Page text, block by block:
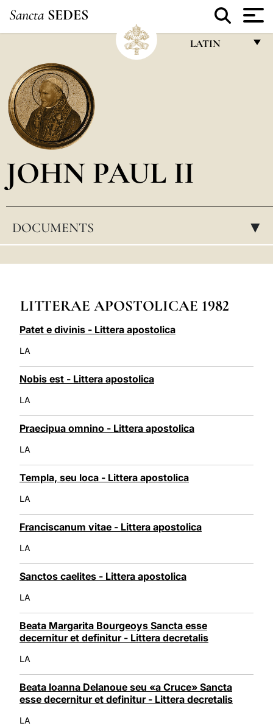
Sancta SEDES
LATIN
ESPAÑOL
DEUTSCH
POLSKI
JOHN PAUL II
DOCUMENTS ▸
LITTERAE APOSTOLICAE 1982
Patet e divinis - Littera apostolica
LA
Nobis est - Littera apostolica
LA
Praecipua omnino - Littera apostolica
LA
Templa, seu loca - Littera apostolica
LA
Franciscanum vitae - Littera apostolica
LA
Sanctos caelites - Littera apostolica
LA
Beata Margarita Bourgeoys Sancta esse
decernitur et definitur - Littera decretalis
LA
Beata Ioanna Delanoue seu «a Cruce» Sancta
esse decernitur et definitur - Littera decretalis
LA